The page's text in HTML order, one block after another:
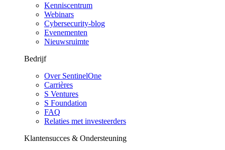
Kenniscentrum
Webinars
Cybersecurity-blog
Evenementen
Nieuwsruimte
Bedrijf
Over SentinelOne
Carrières
S Ventures
S Foundation
FAQ
Relaties met investeerders
Klantensucces & Ondersteuning